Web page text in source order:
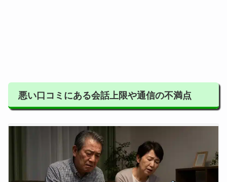
悪い口コミにある会話上限や通信の不満点